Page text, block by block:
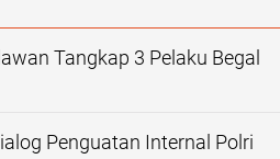
Tangkap 3 Pelaku Begal
Penguatan Internal Polri